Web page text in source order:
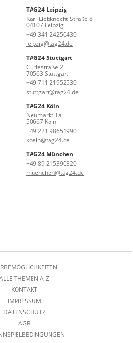
TAG24 Leipzig
Karl-Liebknecht-Straße 8
04107 Leipzig
+49 341 24250430
leipzig@tag24.de
TAG24 Stuttgart
Curiestraße 2
70563 Stuttgart
+49 711 21952530
stuttgart@tag24.de
TAG24 Köln
Neumarkt 1a
50667 Köln
+49 221 98651990
koeln@tag24.de
TAG24 München
+49 89 215390320
muenchen@tag24.de
ALLE THEMEN A-Z
KONTAKT
IMPRESSUM
DATENSCHUTZ
AGB